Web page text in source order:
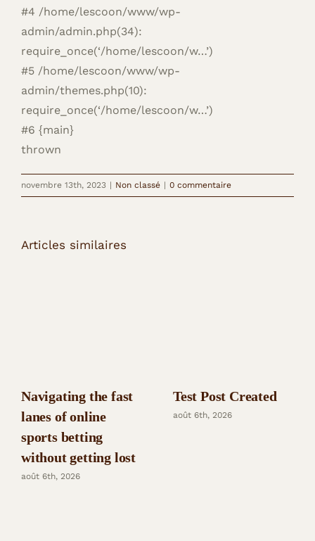
#4 /home/lescoon/www/wp-
admin/admin.php(34):
require_once(‘/home/lescoon/w…’)
#5 /home/lescoon/www/wp-
admin/themes.php(10):
require_once(‘/home/lescoon/w…’)
#6 {main}
thrown
novembre 13th, 2023 | Non classé | 0 commentaire
Articles similaires
Navigating the fast
lanes of online
sports betting
without getting lost
août 6th, 2026
Test Post Created
août 6th, 2026